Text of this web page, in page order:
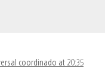
coordinado at 20:35